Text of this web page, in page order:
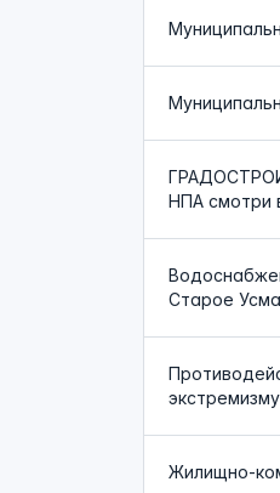
НПА смотри
Старое
экстремизму
Жилищно-